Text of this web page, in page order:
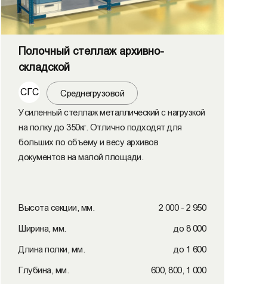
Полочный стеллаж архивно-
складской
СГС
Среднегрузовой
Усиленный стеллаж металлический с нагрузкой
на полку до 350кг. Отлично подходят для
больших по объему и весу архивов
документов на малой площади.
Высота секции, мм. 2 000 - 2 950
Ширина, мм. до 8 000
Длина полки, мм. до 1 600
Глубина, мм. 600, 800, 1 000